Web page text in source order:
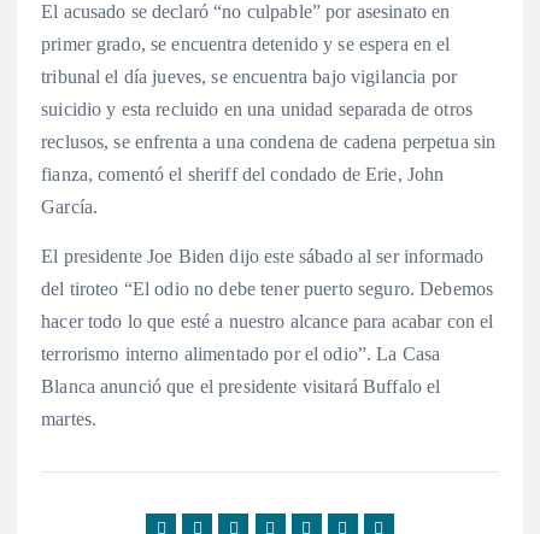
El acusado se declaró “no culpable” por asesinato en
primer grado, se encuentra detenido y se espera en el
tribunal el día jueves, se encuentra bajo vigilancia por
suicidio y esta recluido en una unidad separada de otros
reclusos, se enfrenta a una condena de cadena perpetua sin
fianza, comentó el sheriff del condado de Erie, John
García.
El presidente Joe Biden dijo este sábado al ser informado
del tiroteo “El odio no debe tener puerto seguro. Debemos
hacer todo lo que esté a nuestro alcance para acabar con el
terrorismo interno alimentado por el odio”. La Casa
Blanca anunció que el presidente visitará Buffalo el
martes.